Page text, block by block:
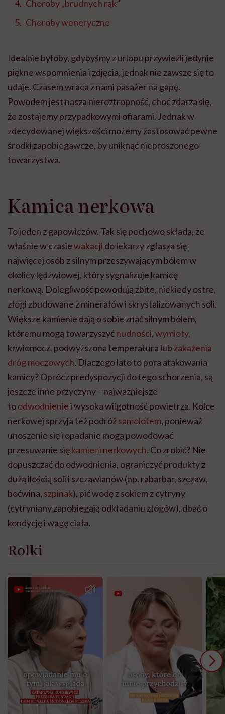
Choroby „brudnych rąk”
Choroby weneryczne
Idealnie byłoby, gdybyśmy z urlopu przywieźli jedynie
piękne wspomnienia i zdjęcia, jednak nie zawsze się to
udaje. Czasem wraca z nami pasażer na gapę.
Powodem jest nasza nieroztropność, choć zdarza się,
że zostajemy przypadkowymi ofiarami. Jednak w
zdecydowanej większości możemy zastosować pewne
środki zapobiegawcze, by uniknąć nieproszonego
towarzystwa.
Kamica nerkowa
To jeden z gapowiczów. Tak się pechowo składa, że
właśnie w czasiewakacji do lekarzy zgłasza się
najwięcej osób z silnym przeszywającym bólem w
okolicy lędźwiowej, który sygnalizuje kamicę
nerkową. Dolegliwość powodują zbite, niekiedy ostre,
złogi zbudowane z minerałów i skrystalizowanych soli.
Większe kamienie dają o sobie znać silnym bólem,
któremu mogą towarzyszyćnudności,wymioty,
krwiomocz, podwyższona temperatura lub zakażenia
dróg moczowych. Dlaczego lato to pora atakowania
kamicy? Oprócz predyspozycji do tego schorzenia, są
jeszcze inne przyczyny – najważniejsze
toodwodnieniei wysoka wilgotność powietrza. Kolce
nerkowej sprzyja też podróżsamolotem, ponieważ
unoszenie się i opadanie mogą powodować
przesuwanie siękamieni nerkowych. Co zrobić? Nie
dopuszczać do odwodnienia, ograniczyć produkty z
dużą ilością soli i szczawianów (np. rabarbar, szczaw,
boćwina, szpinak), pić wodę z sokiem z cytryny
(cytryniany zapobiegają odkładaniu złogów), dbać o
kondycję i wagę ciała.
Rolki